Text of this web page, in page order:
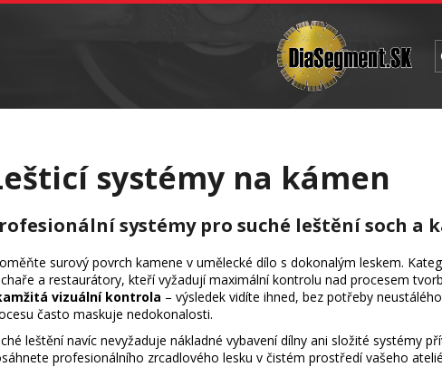
Brusná tělíska a sochařské nástroje
systémy na kámen
systémy pro suché leštění soch a
surový povrch kamene v umělecké dílo s dokonalým leskem.
a restaurátory, kteří vyžadují maximální kontrolu nad procesem
vizuální kontrola – výsledek vidíte ihned, bez potřeby
často maskuje nedokonalosti.
leštění navíc nevyžaduje nákladné vybavení dílny ani složité systémy
profesionálního zrcadlového lesku v čistém prostředí vašeho
Doporučujeme